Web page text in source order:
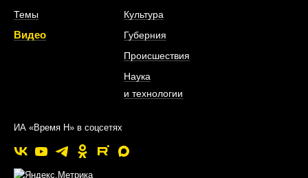
Темы
Видео
Культура
Губерния
Происшествия
Наука
и технологии
ИА «Время Н» в соцсетях